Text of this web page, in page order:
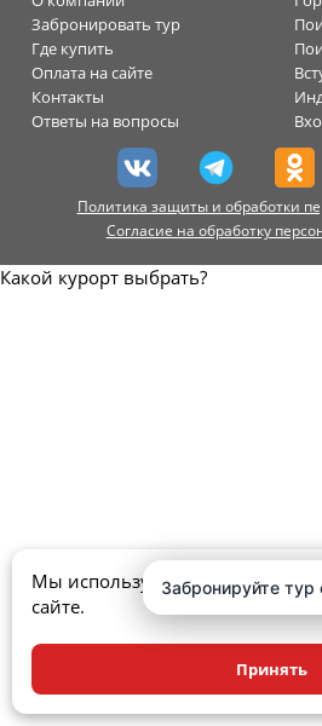
Забронировать тур
Где купить
Оплата на сайте
Контакты
Ответы на вопросы
Политика защиты и обработки
Согласие на обработку
Мы используем куки, чтобы
сайте.
Принять
Забронируйте
Забронируйте
Какой курорт выбрать?